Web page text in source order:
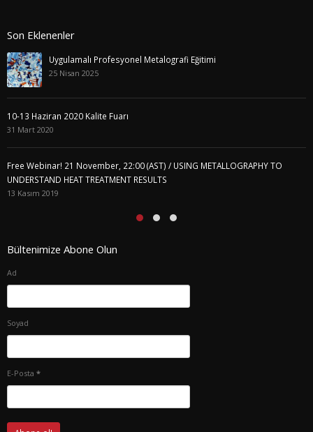
Son Eklenenler
Uygulamalı Profesyonel Metalografi Eğitimi
25 Nisan 2025
10-13 Haziran 2020 Kalite Fuarı
31 Mart 2020
Free Webinar! 21 November, 22:00 (AST) / USING METALLOGRAPHY TO
UNDERSTAND HEAT TREATMENT RESULTS
13 Kasım 2019
Bültenimize Abone Olun
Ad
Soyad
E-Posta *